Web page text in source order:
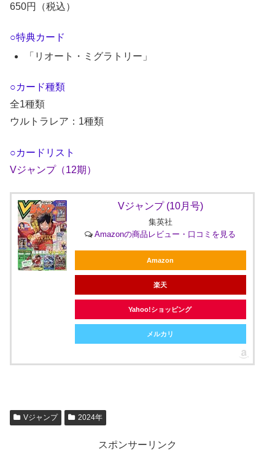
650円（税込）
○特典カード
「リオート・ミグラトリー」
○カード種類
全1種類
ウルトラレア：1種類
○カードリスト
Vジャンプ（12期）
Vジャンプ (10月号)
集英社
Amazonの商品レビュー・口コミを見る
Amazon
楽天
Yahoo!ショッピング
メルカリ
Vジャンプ 2024年
スポンサーリンク